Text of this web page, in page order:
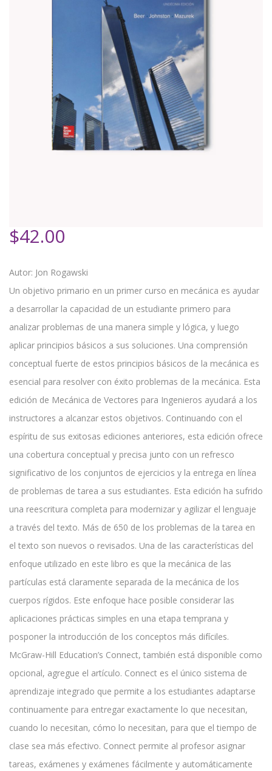
$42.00
Autor: Jon Rogawski
Un objetivo primario en un primer curso en mecánica es ayudar
a desarrollar la capacidad de un estudiante primero para
analizar problemas de una manera simple y lógica, y luego
aplicar principios básicos a sus soluciones. Una comprensión
conceptual fuerte de estos principios básicos de la mecánica es
esencial para resolver con éxito problemas de la mecánica. Esta
edición de Mecánica de Vectores para Ingenieros ayudará a los
instructores a alcanzar estos objetivos. Continuando con el
espíritu de sus exitosas ediciones anteriores, esta edición ofrece
una cobertura conceptual y precisa junto con un refresco
significativo de los conjuntos de ejercicios y la entrega en línea
de problemas de tarea a sus estudiantes. Esta edición ha sufrido
una reescritura completa para modernizar y agilizar el lenguaje
a través del texto. Más de 650 de los problemas de la tarea en
el texto son nuevos o revisados. Una de las características del
enfoque utilizado en este libro es que la mecánica de las
partículas está claramente separada de la mecánica de los
cuerpos rígidos. Este enfoque hace posible considerar las
aplicaciones prácticas simples en una etapa temprana y
posponer la introducción de los conceptos más difíciles.
McGraw-Hill Education’s Connect, también está disponible como
opcional, agregue el artículo. Connect es el único sistema de
aprendizaje integrado que permite a los estudiantes adaptarse
continuamente para entregar exactamente lo que necesitan,
cuando lo necesitan, cómo lo necesitan, para que el tiempo de
clase sea más efectivo. Connect permite al profesor asignar
tareas, exámenes y exámenes fácilmente y automáticamente